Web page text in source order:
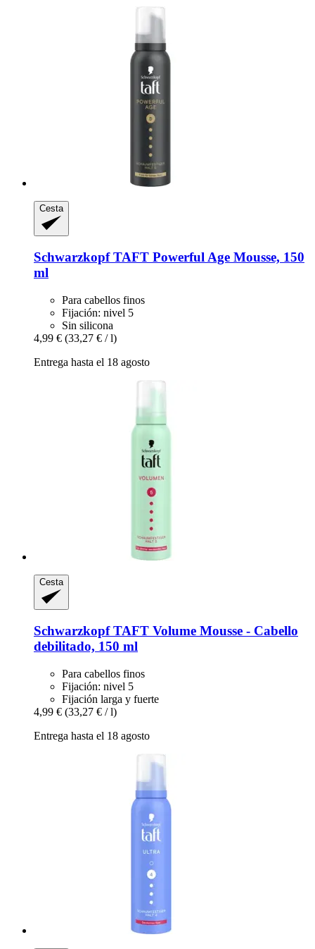
Cesta
SchwarzkopfTAFT Powerful Age Mousse, 150
ml
Para cabellos finos
Fijación: nivel 5
Sin silicona
4,99 € (33,27 € / l)
Entrega hasta el 18 agosto
Cesta
SchwarzkopfTAFT Volume Mousse -​ Cabello
debilitado, 150 ml
Para cabellos finos
Fijación: nivel 5
Fijación larga y fuerte
4,99 € (33,27 € / l)
Entrega hasta el 18 agosto